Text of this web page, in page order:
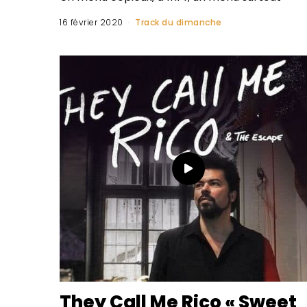
16 février 2020 Track du dimanche
They Call Me Rico « Sweet